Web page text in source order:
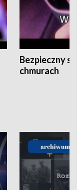
Bezpieczny
chmurach